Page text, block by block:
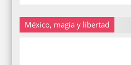
México, magia y libertad